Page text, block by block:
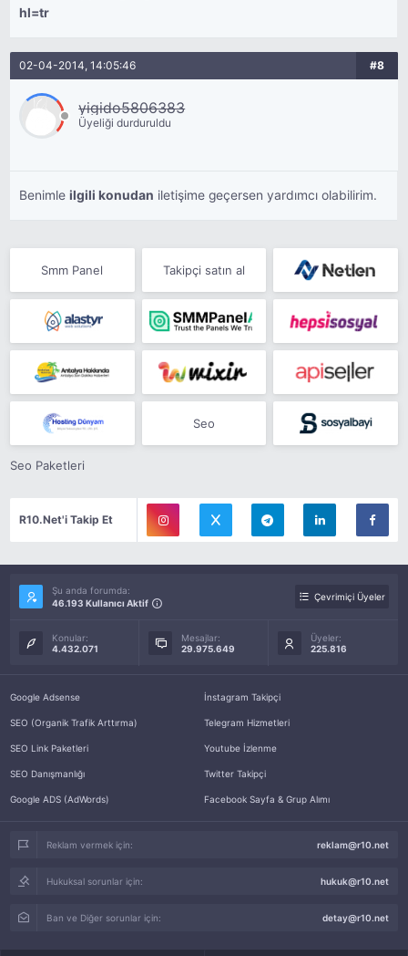
hl=tr
02-04-2014, 14:05:46 #8
yigido5806383
Üyeliği durduruldu
Benimleilgili konudan iletişime geçersen yardımcı olabilirim.
Smm Panel Takipçi satın al
Seo
Seo Paketleri
R10.Net'i Takip Et
Şu anda forumda:
46.193 Kullanıcı Aktif
Çevrimiçi Üyeler
Konular:
4.432.071
Mesajlar:
29.975.649
Üyeler:
225.816
Google Adsense
SEO (Organik Trafik Arttırma)
SEO Link Paketleri
SEO Danışmanlığı
Google ADS (AdWords)
İnstagram Takipçi
Telegram Hizmetleri
Youtube İzlenme
Twitter Takipçi
Facebook Sayfa & Grup Alımı
Reklam vermek için: reklam@r10.net
Hukuksal sorunlar için: hukuk@r10.net
Ban ve Diğer sorunlar için: detay@r10.net